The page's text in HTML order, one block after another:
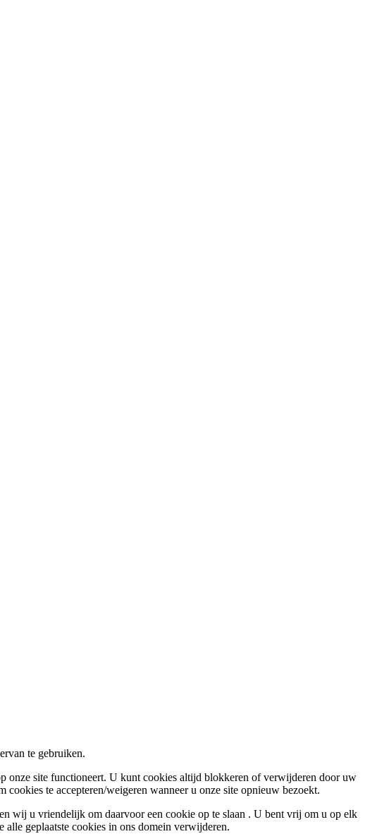
te gebruiken.
onze site functioneert. U kunt cookies altijd blokkeren of verwijderen door uw
te accepteren/weigeren wanneer u onze site opnieuw bezoekt.
wij u vriendelijk om daarvoor een cookie op te slaan . U bent vrij om u op elk
geplaatste cookies in ons domein verwijderen.